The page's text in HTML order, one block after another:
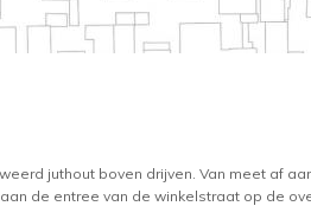
juthout boven drijven. Van meet af
de entree van de winkelstraat op de